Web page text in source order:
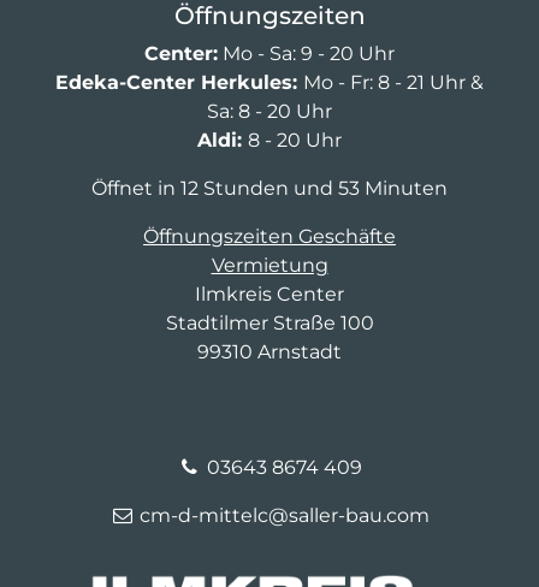
Öffnungszeiten
Center: Mo - Sa: 9 - 20 Uhr
Edeka-Center Herkules: Mo - Fr: 8 - 21 Uhr &
Sa: 8 - 20 Uhr
Aldi: 8 - 20 Uhr
Öffnet in 12 Stunden und 53 Minuten
Öffnungszeiten Geschäfte
Vermietung
Ilmkreis Center
Stadtilmer Straße 100
99310 Arnstadt
03643 8674 409
cm-d-mittelc@saller-bau.com